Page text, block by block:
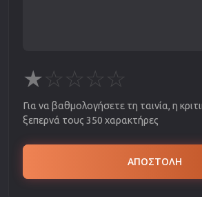
★☆☆☆☆
Για να βαθμολογήσετε τη ταινία, η
ξεπερνά τους 350 χαρακτήρες
ΑΠΟΣΤΟΛΗ